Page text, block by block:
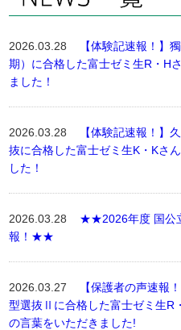
2026.03.28
【体験記速報！】
期）に合格した富士ゼミ生R・H
ました！
2026.03.28
【体験記速報！】
抜に合格した富士ゼミ生K・Kさ
した！
2026.03.28 ★★2026年度 国公
報！★★
2026.03.27
【保護者の声速報
型選抜Ⅱに合格した富士ゼミ生R
の言葉をいただきました!